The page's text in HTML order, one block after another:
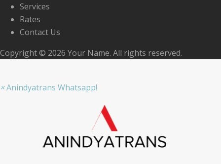
Services
Rates
Contact Us
Copyright © 2026 Your Name. All rights reserved.
×Anindyatrans Whatsapp!